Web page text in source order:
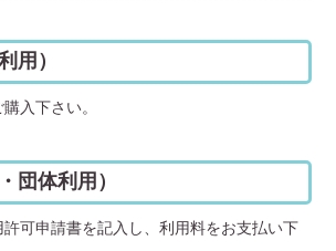
用）
入下さい。
団体利用）
可申請書を記入し、利用料をお支払い下